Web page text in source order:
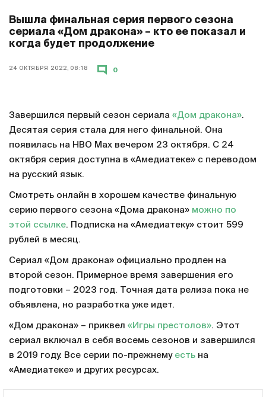
Вышла финальная серия первого сезона
сериала «Дом дракона» – кто ее показал и
когда будет продолжение
24 ОКТЯБРЯ 2022, 08:18 0
Завершился первый сезон сериала «Дом дракона».
Десятая серия стала для него финальной. Она
появилась на HBO Max вечером 23 октября. С 24
октября серия доступна в «Амедиатеке» с переводом
на русский язык.
Смотреть онлайн в хорошем качестве финальную
серию первого сезона «Дома дракона» можно по
этой ссылке. Подписка на «Амедиатеку» стоит 599
рублей в месяц.
Сериал «Дом дракона» официально продлен на
второй сезон. Примерное время завершения его
подготовки – 2023 год. Точная дата релиза пока не
объявлена, но разработка уже идет.
«Дом дракона» – приквел «Игры престолов». Этот
сериал включал в себя восемь сезонов и завершился
в 2019 году. Все серии по-прежнему есть на
«Амедиатеке» и других ресурсах.